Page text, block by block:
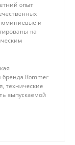
в
50м)
труба из
сшитого
₽
опыт
и
на
Rommer
технические
выпускаемой